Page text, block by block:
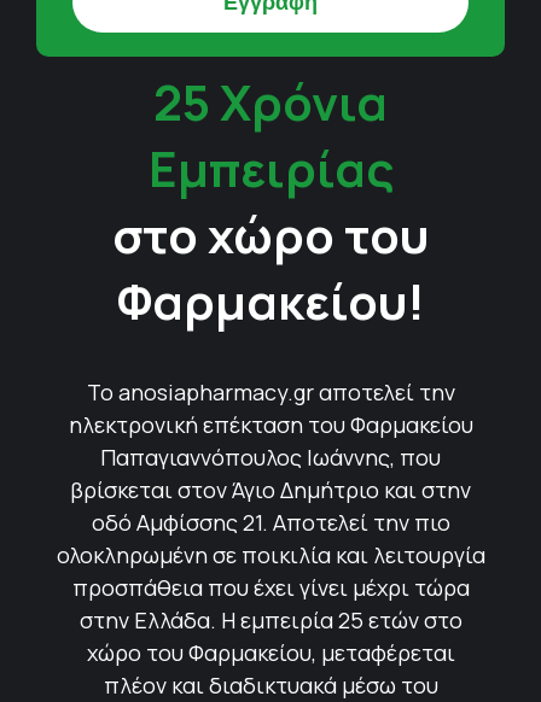
25 Χρόνια
Εμπειρίας
στο χώρο του
Φαρμακείου!
Το anosiapharmacy.gr αποτελεί την
ηλεκτρονική επέκταση του Φαρμακείου
Παπαγιαννόπουλος Ιωάννης, που
βρίσκεται στον Άγιο Δημήτριο και στην
οδό Αμφίσσης 21. Αποτελεί την πιο
ολοκληρωμένη σε ποικιλία και λειτουργία
προσπάθεια που έχει γίνει μέχρι τώρα
στην Ελλάδα. Η εμπειρία 25 ετών στο
χώρο του Φαρμακείου, μεταφέρεται
πλέον και διαδικτυακά μέσω του